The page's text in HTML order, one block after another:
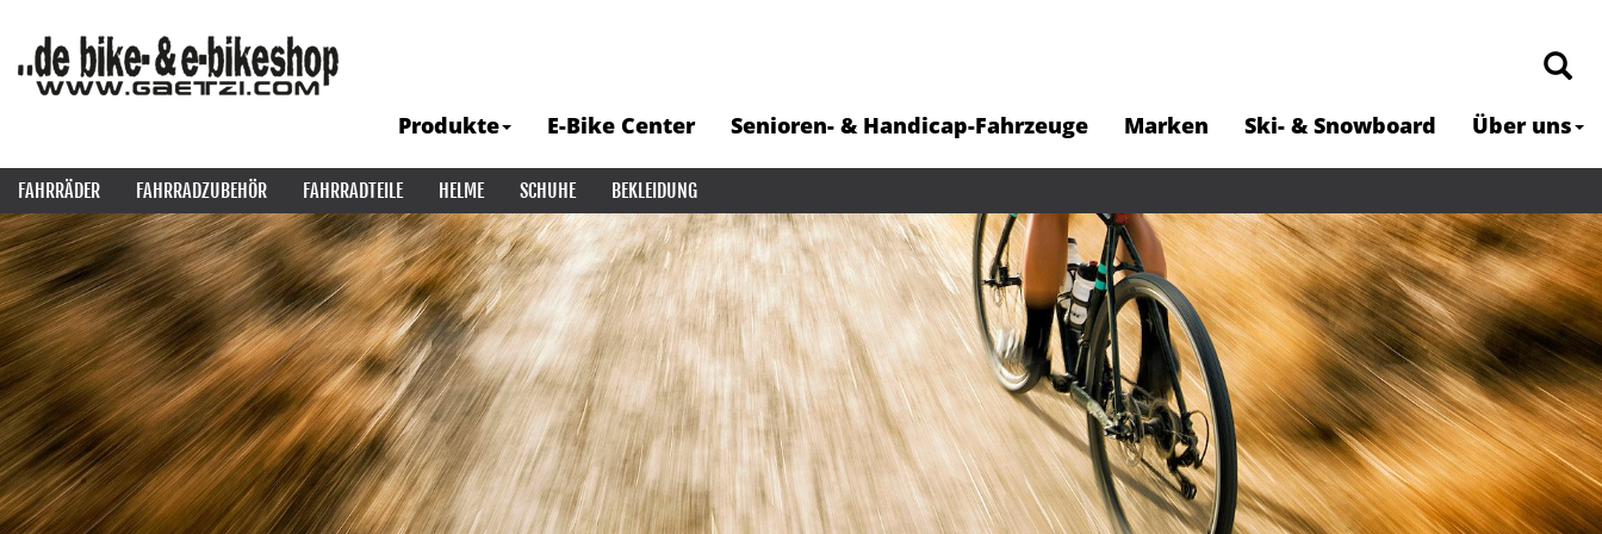
Produkte E-Bike Center Senioren- & Handicap-Fahrzeuge Marken Ski- & Snowboard Über uns
FAHRRÄDER FAHRRADZUBEHÖR FAHRRADTEILE HELME SCHUHE BEKLEIDUNG